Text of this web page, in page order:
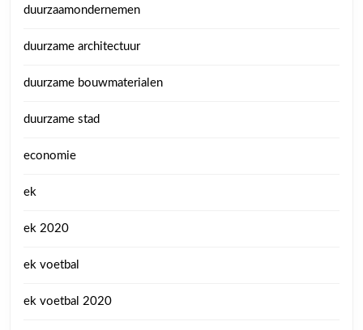
duurzaamondernemen
duurzame architectuur
duurzame bouwmaterialen
duurzame stad
economie
ek
ek 2020
ek voetbal
ek voetbal 2020